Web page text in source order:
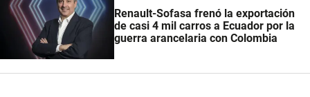
Renault-Sofasa frenó la exportación
de casi 4 mil carros a Ecuador por la
guerra arancelaria con Colombia